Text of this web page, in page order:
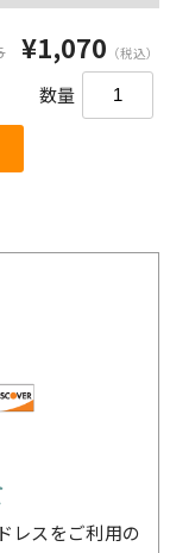
¥1,070 （税込）
数量
レスをご利用の